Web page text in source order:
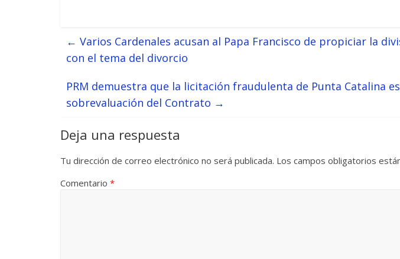
← Varios Cardenales acusan al Papa Francisco de propiciar la
con el tema del divorcio
PRM demuestra que la licitación fraudulenta de Punta Catalina
sobrevaluación del Contrato →
Deja una respuesta
Tu dirección de correo electrónico no será publicada. Los campos obligatorios
Comentario *